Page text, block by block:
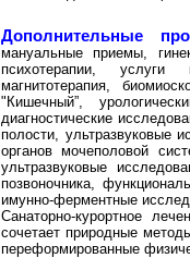
Дополнительные
мануальные приемы,
психотерапии,
магнитотерапия,
"Кишечный”,
диагностические
полости, ультразвуковые
органов мочеполовой
ультразвуковые
позвоночника,
имунно-ферментные
Санаторно-курортное
сочетает природные
переформированные